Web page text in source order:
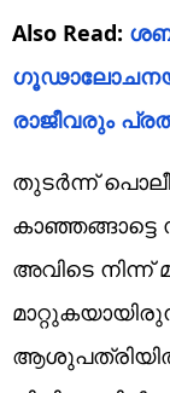
Also Read:
രാജീവരും
തുടർന്ന്
അ‌വിടെ നിന്ന്